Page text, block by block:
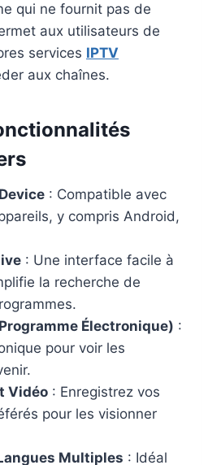
qui ne fournit pas de
aux utilisateurs de
services IPTV
aux chaînes.
: Compatible avec
y compris Android,
: Une interface facile à
la recherche de
Électronique) :
pour voir les
Vidéo : Enregistrez vos
pour les visionner
Multiples : Idéal